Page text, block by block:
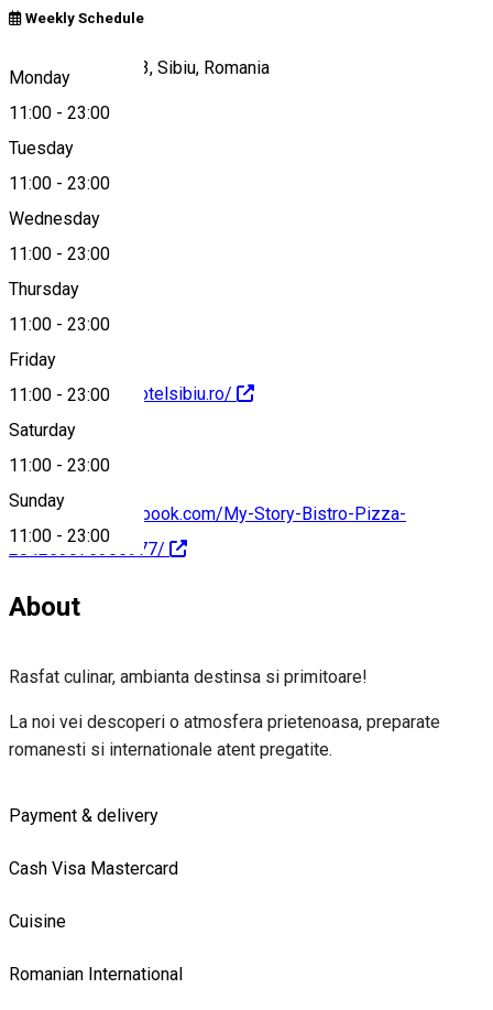
Weekly Schedule
Monday
11:00 - 23:00
Tuesday
11:00 - 23:00
Wednesday
11:00 - 23:00
Thursday
11:00 - 23:00
Friday
11:00 - 23:00
Saturday
11:00 - 23:00
Sunday
11:00 - 23:00
Școala de Înot 1-3, Sibiu, Romania
Map
http://www.parchotelsibiu.ro/
https://www.facebook.com/My-Story-Bistro-Pizza-
284253875305977/
About
Rasfat culinar, ambianta destinsa si primitoare!
La noi vei descoperi o atmosfera prietenoasa, preparate
romanesti si internationale atent pregatite.
Payment & delivery
Cash Visa Mastercard
Cuisine
Romanian International